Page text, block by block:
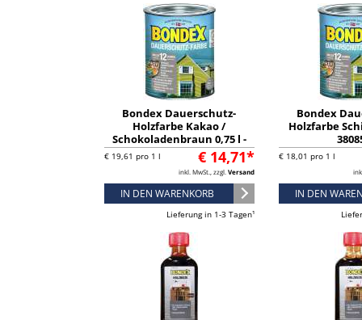
Bondex Dauerschutz-
Holzfarbe Kakao /
Schokoladenbraun 0,75 l -
329890€ 14,71*
€ 19,61 pro 1 l
inkl. MwSt., zzgl. Versand
IN DEN WARENKORB
Lieferung in 1-3 Tagen¹
Bondex
Holzfarbe
€ 18,01 pro 1 l
IN DEN